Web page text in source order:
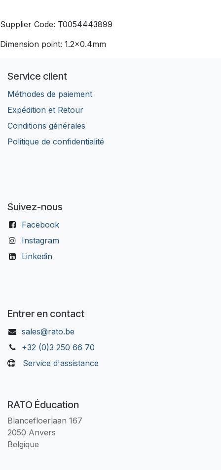
Supplier Code: T0054443899
Dimension point: 1.2x0.4mm
Service client
Méthodes de paiement
Expédition et Retour
Conditions générales
Politique de confidentialité
Suivez-nous
Facebook
Instagram
Linkedin
Entrer en contact
sales@rato.be
+32 (0)3 250 66 70
Service d'assistance
RATO Éducation
Blancefloerlaan 167
2050 Anvers
Belgique